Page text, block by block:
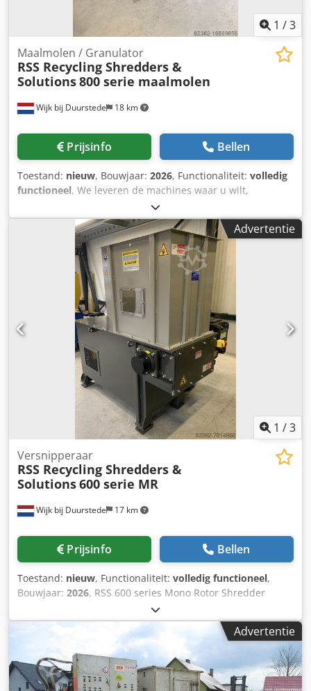
1 /3
Wijk bij Duurstede 18 km
Maalmolen / Granulator
RSS Recycling Shredders &
Solutions800 serie maalmolen
Prijsinfo Bellen
Toestand: nieuw, Bouwjaar: 2026, Functionaliteit: volledig
functioneel, We leveren de machines waar u wilt,
installeren deze als u wenst in overleg. Optioneel: RVS
afvoerelement, RVS opslagsilo, blower, pijpen ca 3 meter.
Maalmolen 800 serie 22 kW of 37 kW 3 x 2 messen set
configuratie. Bwj3E79Mpn 2 x stators zeefdek uw verzoek
met Variablele Frequentie regelaar, Optioneel Dkodpfot Iw
Huox Acdor Product afvoer en opslag in diverse
mogelijkheden in combinatie extra gunstig geprijsd Motor
vermogen aanpasbaar. Andere aanpassingen
bespreekbaar zoals bv een rotor aanpassing meer messen
bv. 5 rijen messen of heavy duty uitvoering Aflevering/tijd
in overleg. Bel of mail ons voor overleg of als u vragen
heeft, gaarne reageren met uw naam, bedrijfsnaam, en
juist telefoonnummer. zonder deze juiste gegevens kan
RSS Recycling Shredders en Solutions (Nederland) niet
Advertentie
1 /3
Wijk bij Duurstede 17 km
Versnipperaar
RSS Recycling Shredders &
Solutions600 serie MR
Prijsinfo Bellen
Toestand: nieuw, Functionaliteit: volledig functioneel,
Bouwjaar: 2026, RSS 600 series Mono Rotor Shredder
(nieuwe serie) 18.5 kW Zeefmaat in overleg Geschikt voor
diverse soorten kunststof/hout/of ander materiaal
Aanpassingen aan b.v. motoren, zeef, frame mogelijk. Toe-
en afvoerbanden, opslag, metaalscheiding mogelijk.
Grotere of kleinere modellen ook beschikbaar. Afvoerband
of schroef optioneel. Dkedpfsirt H Aox Acdsr Als u vragen
Advertentie